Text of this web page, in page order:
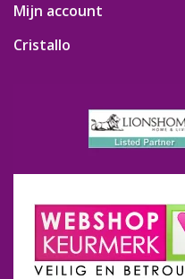
Mijn account
Cristallo